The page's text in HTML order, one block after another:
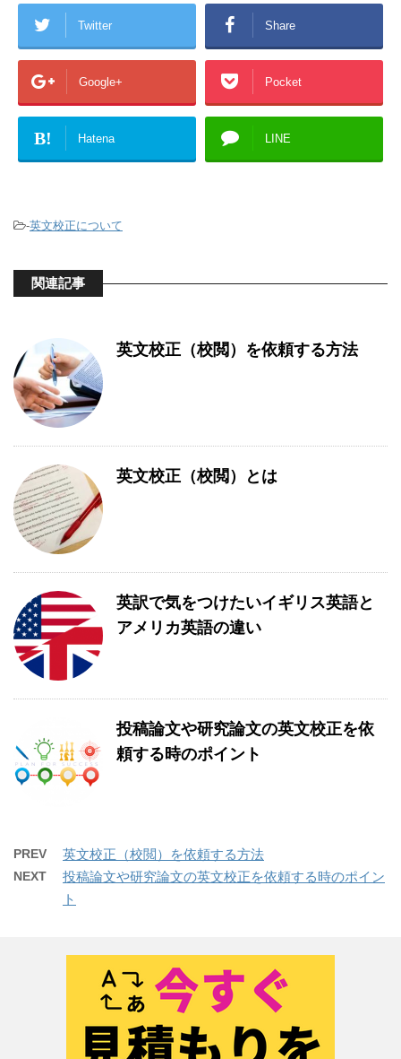
Twitter Share
Google+ Pocket
B! Hatena LINE
-英文校正について
関連記事
英文校正（校閲）を依頼する方法
英文校正（校閲）とは
英訳で気をつけたいイギリス英語と
アメリカ英語の違い
投稿論文や研究論文の英文校正を依
頼する時のポイント
PREV 英文校正（校閲）を依頼する方法
NEXT
投稿論文や研究論文の英文校正を依頼する時のポイン
ト